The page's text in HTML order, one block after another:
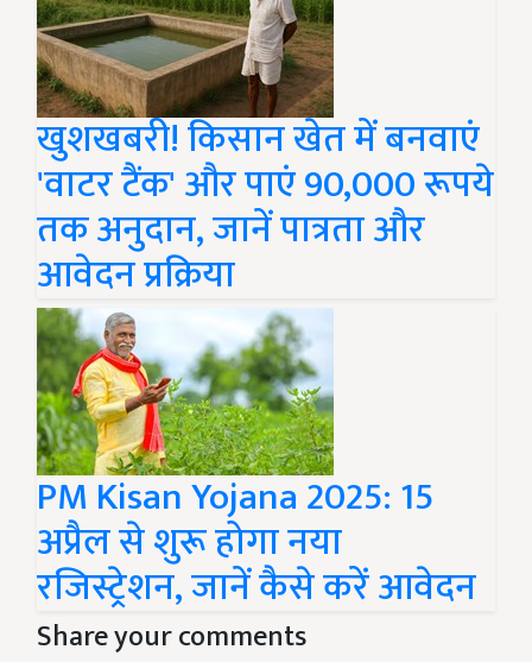
खुशखबरी! किसान खेत में बनवाएं
'वाटर टैंक' और पाएं 90,000 रूपये
तक अनुदान, जानें पात्रता और
आवेदन प्रक्रिया
PM Kisan Yojana 2025: 15
अप्रैल से शुरू होगा नया
रजिस्ट्रेशन, जानें कैसे करें आवेदन
Share your comments